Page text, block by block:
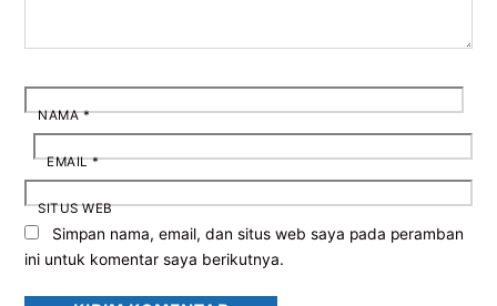
NAMA*
EMAIL*
SITUS WEB
Simpan nama, email, dan situs web saya pada peramban
ini untuk komentar saya berikutnya.